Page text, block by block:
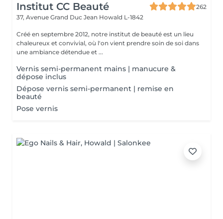
Institut CC Beauté
262
37, Avenue Grand Duc Jean Howald L-1842
Créé en septembre 2012, notre institut de beauté est un lieu
chaleureux et convivial, où l'on vient prendre soin de soi dans
une ambiance détendue et ...
Vernis semi-permanent mains | manucure &
dépose inclus
Dépose vernis semi-permanent | remise en
beauté
Pose vernis